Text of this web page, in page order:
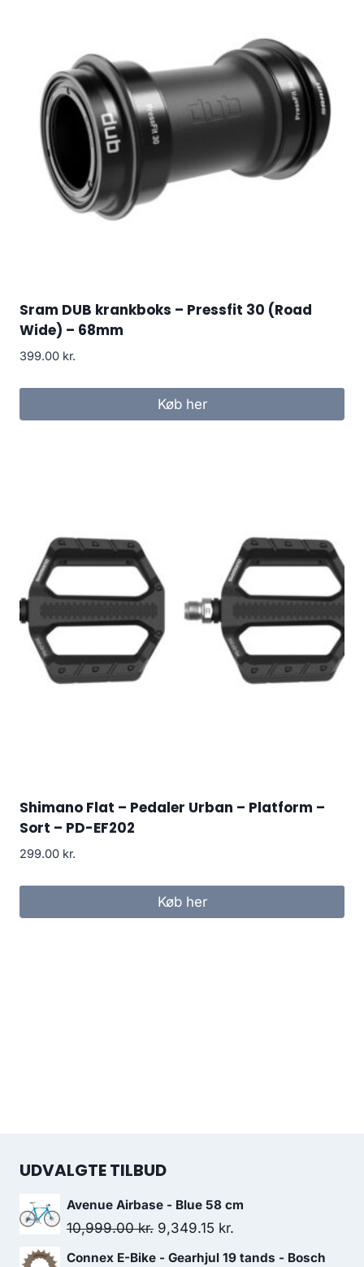
Sram DUB krankboks – Pressfit 30 (Road
Wide) – 68mm
399.00 kr.
Køb her
Shimano Flat – Pedaler Urban – Platform –
Sort – PD-EF202
299.00 kr.
Køb her
UDVALGTE TILBUD
Avenue Airbase - Blue 58 cm
10,999.00kr. Original
price
9,349.15 kr.
price
Connex E-Bike - Gearhjul 19 tands - Bosch